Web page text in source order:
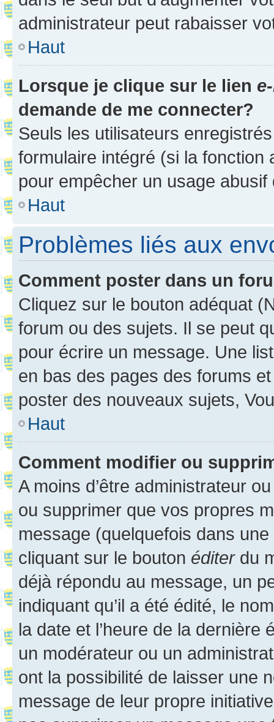
administrateur peut rabaisser
Haut
Lorsque je clique sur le lien
demande de me connecter?
Seuls les utilisateurs
formulaire intégré (si la fonction
pour empêcher un usage
Haut
Problèmes liés aux
Comment poster dans un
Cliquez sur le bouton adéquat
forum ou des sujets. Il se peut
pour écrire un message. Une
en bas des pages des forums
poster des nouveaux sujets,
Haut
Comment modifier ou
A moins d’être administrateur
ou supprimer que vos propres
message (quelquefois dans
cliquant sur le bouton éditerdu
déjà répondu au message, un
indiquant qu’il a été édité, le
la date et l’heure de la dernière
un modérateur ou un
ont la possibilité de laisser une
message de leur propre